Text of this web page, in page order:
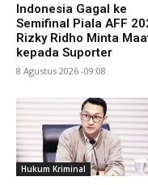
Indonesia Gagal ke
Semifinal Piala AFF
Rizky Ridho Minta
kepada Suporter
8 Agustus 2026 -09:08
Hukum Kriminal